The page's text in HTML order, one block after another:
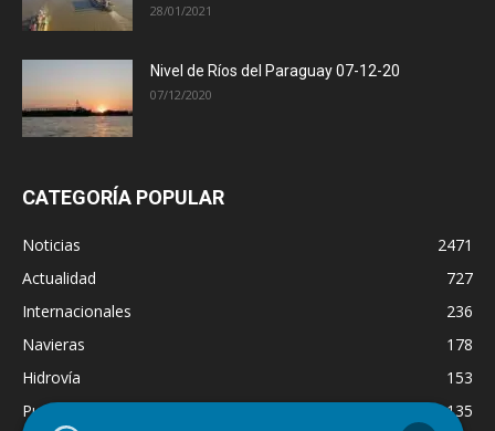
28/01/2021
Nivel de Ríos del Paraguay 07-12-20
07/12/2020
CATEGORÍA POPULAR
Noticias
2471
Actualidad
727
Internacionales
236
Navieras
178
Hidrovía
153
Puertos
135